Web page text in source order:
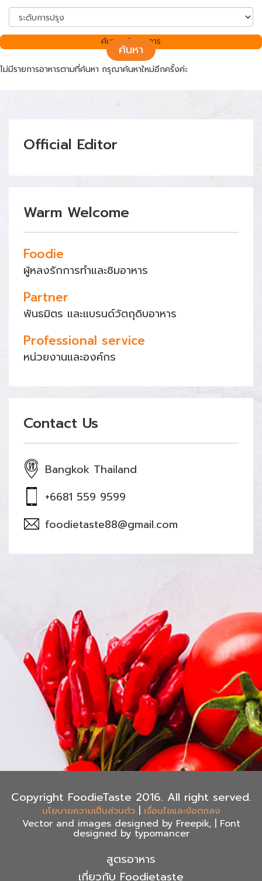
ค้นหา
ไม่มีรายการอาหารตามที่ค้นหา กรุณาค้นหาใหม่อีกครั้งค่ะ
ค้นพบ 0 รายการ
Official Editor
Warm Welcome
Foodie
ผู้หลงรักการทำและชิมอาหาร
Partner
พันธมิตร และแบรนด์วัตถุดิบอาหาร
Professional service
หน่วยงานและองค์กร
Contact Us
Bangkok Thailand
+6681 559 9599
foodietaste88@gmail.com
Copyright FoodieTaste 2016. All right served.
นโยบายความเป็นส่วนตัว | เงื่อนไขและข้อตกลง
Vector and images designed by Freepik, | Font
designed by typomancer
สูตรอาหาร
เกี่ยวกับ Foodietaste